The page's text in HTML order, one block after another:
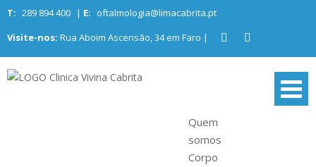
Skip
content
T: 289 894 400 | E: oftalmologia@limacabrita.pt
Visite-nos: Rua Aboim Ascensão, 34 em Faro |
Clinica Vivina
Centro de oftalmologia no Algarve
Quem
somos
Corpo